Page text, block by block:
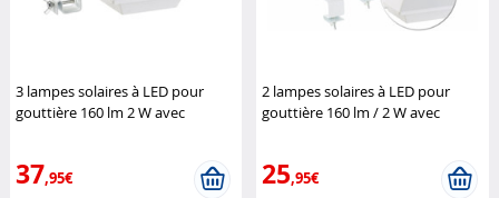
3 lampes solaires à LED pour
gouttière 160 lm 2 W avec
37,95€
2 lampes solaires à LED pour
gouttière 160 lm / 2 W avec
25,95€